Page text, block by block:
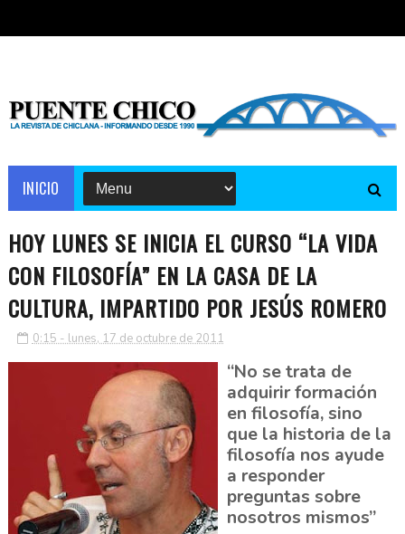
INICIO
HOY LUNES SE INICIA EL CURSO “LA VIDA
CON FILOSOFÍA” EN LA CASA DE LA
CULTURA, IMPARTIDO POR JESÚS ROMERO
0:15 - lunes, 17 de octubre de 2011
“No se trata de
adquirir formación
en filosofía, sino
que la historia de la
filosofía nos ayude
a responder
preguntas sobre
nosotros mismos”